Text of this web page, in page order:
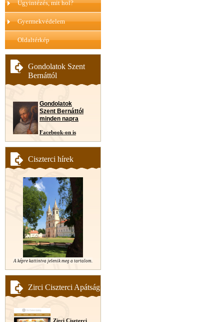
Ügyintézés, mit hol?
Gyermekvédelem
Oldaltérkép
Gondolatok Szent
Bernáttól
Gondolatok
Szent Bernáttól
minden napra
Facebook-on is
Ciszterci hírek
A képre kattintva jelenik meg a tartalom.
Zirci Ciszterci Apátság
Zirci Ciszterci